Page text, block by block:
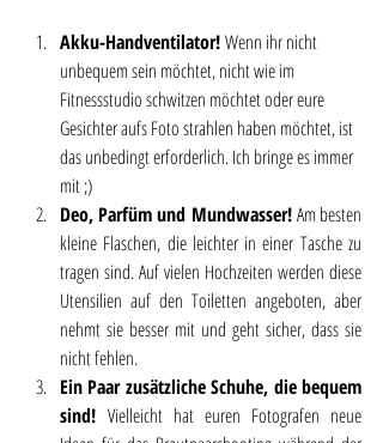
Akku-Handventilator! Wenn ihr nicht
unbequem sein möchtet, nicht wie im
Fitnessstudio schwitzen möchtet oder eure
Gesichter aufs Foto strahlen haben möchtet, ist
das unbedingt erforderlich. Ich bringe es immer
mit ;)
Deo, Parfüm und Mundwasser! Am besten
kleine Flaschen, die leichter in einer Tasche zu
tragen sind. Auf vielen Hochzeiten werden diese
Utensilien auf den Toiletten angeboten, aber
nehmt sie besser mit und geht sicher, dass sie
nicht fehlen.
Ein Paar zusätzliche Schuhe, die bequem
sind! Vielleicht hat euren Fotografen neue